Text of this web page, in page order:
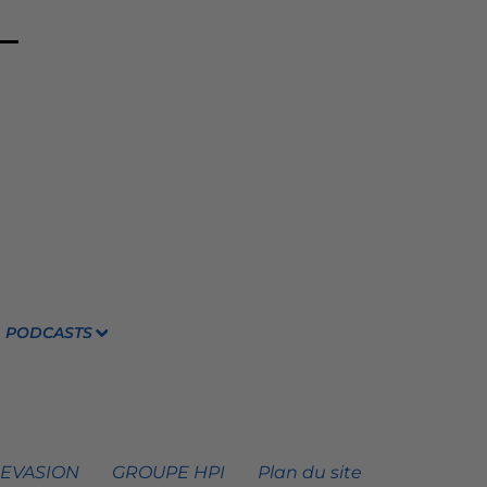
PODCASTS
GROUPE HPI Plan du site